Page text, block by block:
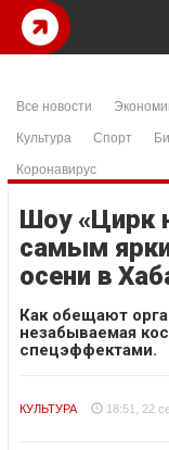
Все новости
Культура
Спорт
Коронавирус
Шоу «Цирк
самым
осени в
Как обещают
незабываемая
спецэффектами.
КУЛЬТУРА 18:51, 22